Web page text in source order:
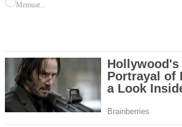
Memuat...